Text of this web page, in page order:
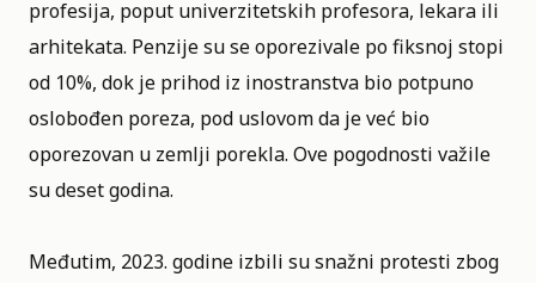
profesija, poput univerzitetskih profesora, lekara ili
arhitekata. Penzije su se oporezivale po fiksnoj stopi
od 10%, dok je prihod iz inostranstva bio potpuno
oslobođen poreza, pod uslovom da je već bio
oporezovan u zemlji porekla. Ove pogodnosti važile
su deset godina.
Međutim, 2023. godine izbili su snažni protesti zbog